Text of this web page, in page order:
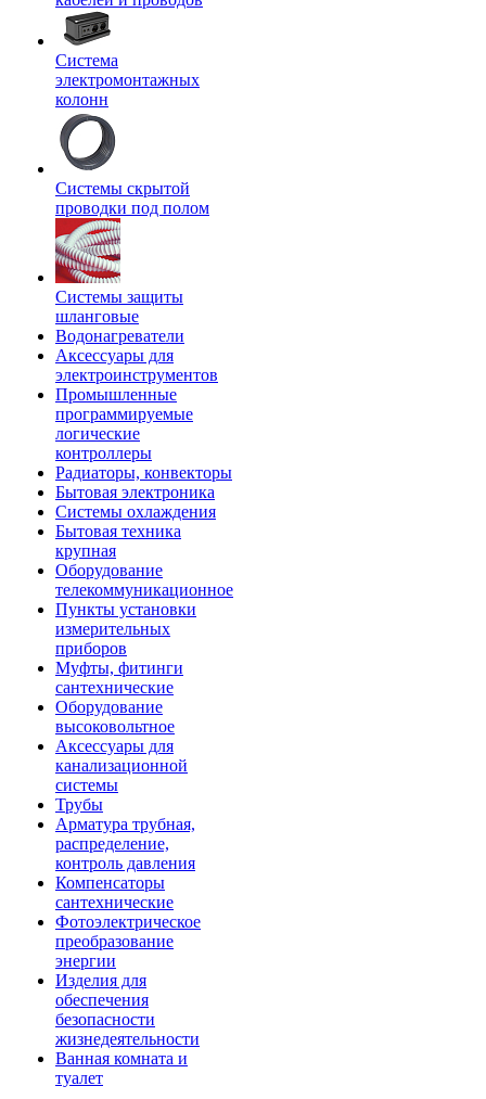
Система
электромонтажных
колонн
Системы скрытой
проводки под полом
Системы защиты
шланговые
Водонагреватели
Аксессуары для
электроинструментов
Промышленные
программируемые
логические
контроллеры
Радиаторы, конвекторы
Бытовая электроника
Системы охлаждения
Бытовая техника
крупная
Оборудование
телекоммуникационное
Пункты установки
измерительных
приборов
Муфты, фитинги
сантехнические
Оборудование
высоковольтное
Аксессуары для
канализационной
системы
Трубы
Арматура трубная,
распределение,
контроль давления
Компенсаторы
сантехнические
Фотоэлектрическое
преобразование
энергии
Изделия для
обеспечения
безопасности
жизнедеятельности
Ванная комната и
туалет